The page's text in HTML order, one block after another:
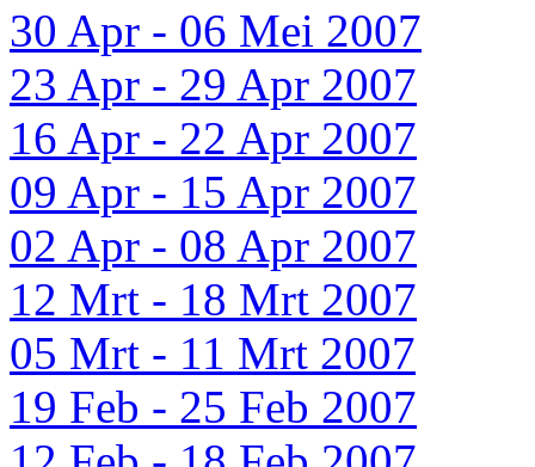
30 Apr - 06 Mei 2007
23 Apr - 29 Apr 2007
16 Apr - 22 Apr 2007
09 Apr - 15 Apr 2007
02 Apr - 08 Apr 2007
12 Mrt - 18 Mrt 2007
05 Mrt - 11 Mrt 2007
19 Feb - 25 Feb 2007